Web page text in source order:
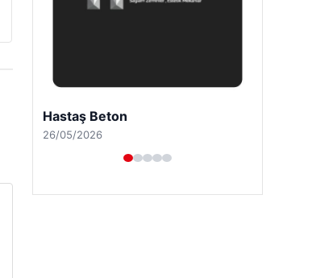
Hastaş Beton
26/05/2026